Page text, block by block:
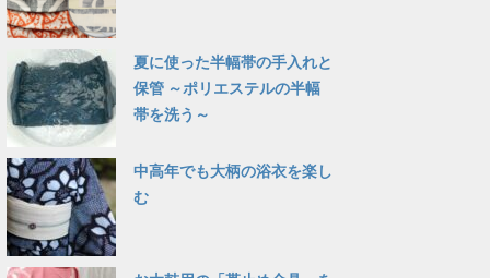
夏に使った半幅帯の手入れと
保管 ～ポリエステルの半幅
帯を洗う～
中高年でも大柄の浴衣を楽し
む